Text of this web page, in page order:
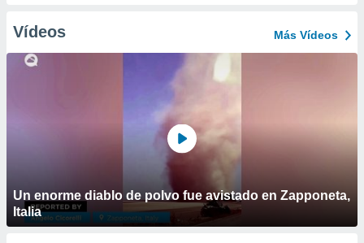
Vídeos Más Vídeos
Un enorme diablo de polvo fue avistado en Zapponeta,
Italia